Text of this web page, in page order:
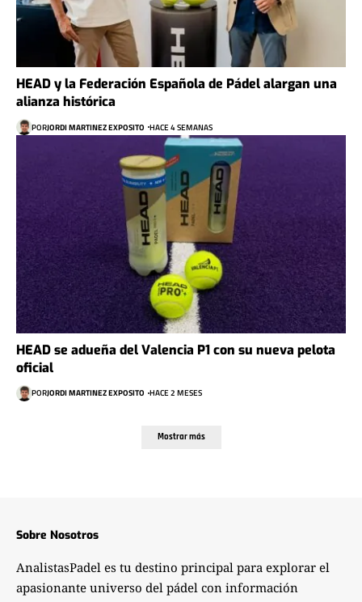
HEAD y la Federación Española de Pádel alargan una
alianza histórica
PORJORDI MARTINEZ EXPOSITO HACE 4 SEMANAS
HEAD se adueña del Valencia P1 con su nueva pelota
oficial
PORJORDI MARTINEZ EXPOSITO HACE 2 MESES
Mostrar más
Sobre Nosotros
AnalistasPadel es tu destino principal para explorar el
apasionante universo del pádel con información